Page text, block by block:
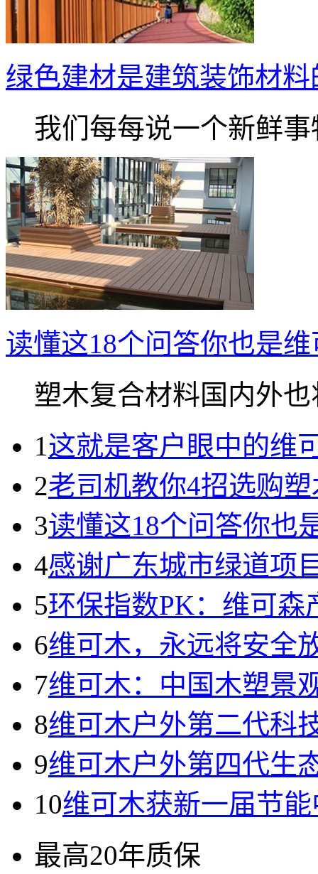
绿色建材是建筑装饰材
我们每每说一个新鲜事
读懂这18个问答你也是
塑木复合材料国内外也
1这就是客户眼中的维
2老司机教你4招选购
3读懂这18个问答你也
4感谢广东城市绿道项
5环保指数PK：维可森
6维可木，永远将安全
7维可木：中国木塑景
8维可木户外第二代科
9维可木户外第四代生
10维可木获新一届节
最高20年质保